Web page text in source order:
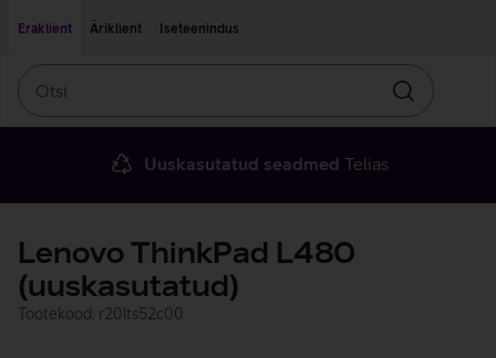
Eraklient
Äriklient Iseteenindus
Otsin
Uuskasutatud seadmed Telias
Lenovo ThinkPad L480
(uuskasutatud)
Tootekood: r20lts52c00